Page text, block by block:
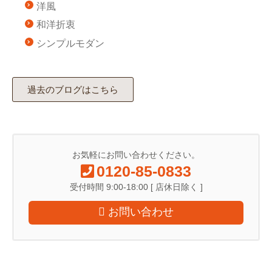
洋風
和洋折衷
シンプルモダン
過去のブログはこちら
お気軽にお問い合わせください。
0120-85-0833
受付時間 9:00-18:00 [ 店休日除く ]
お問い合わせ